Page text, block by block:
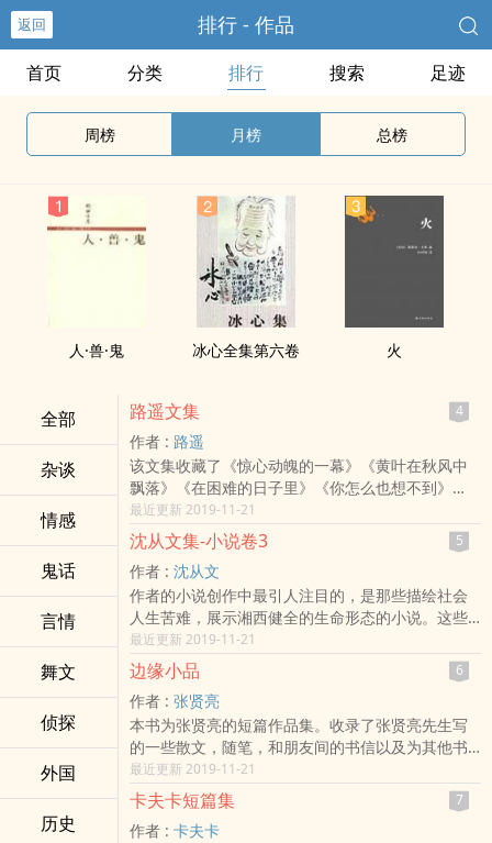
返回 排行 - 作品
首页 分类 排行 搜索 足迹
周榜 月榜 总榜
人·兽·鬼 冰心全集第六卷 火
全部
杂谈
情感
鬼话
言情
舞文
侦探
外国
历史
路遥文集 4
作者 : 路遥
该文集收藏了《惊心动魄的一幕》《黄叶在秋风中
飘落》《在困难的日子里》《你怎么也想不到》
《我和五叔的六次相遇》《人生》《人生(电影文学
剧本)》《早晨从中午开始》还有一些中短篇小说。
最近更新 2019-11-21
沈从文集-小说卷3 5
作者 : 沈从文
作者的小说创作中最引人注目的，是那些描绘社会
人生苦难，展示湘西健全的生命形态的小说。这些
作品展开了一幅幅生气流溢的湘西生活画面，在这
里，秀丽的山水与惊人的贫困相伴，勇敢纯朴的民
性与野蛮愚昧并存，歌与哭、善与恶，美与丑相缠
难分。这是一个奇异的世界，沈从文经由这一题材
的开掘，为现代中国文学提供了一个从未有人描绘
过的、多彩多姿的湘西世界，极大地丰富了上世纪
二十年代鲁迅开创的乡土文学创作，并把现代抒情
小说创作向前大大地推进了一步。
最近更新 2019-11-21
边缘小品 6
作者 : 张贤亮
本书为张贤亮的短篇作品集。收录了张贤亮先生写
的一些散文，随笔，和朋友间的书信以及为其他书
籍所写的序。
最近更新 2019-11-21
卡夫卡短篇集 7
作者 : 卡夫卡